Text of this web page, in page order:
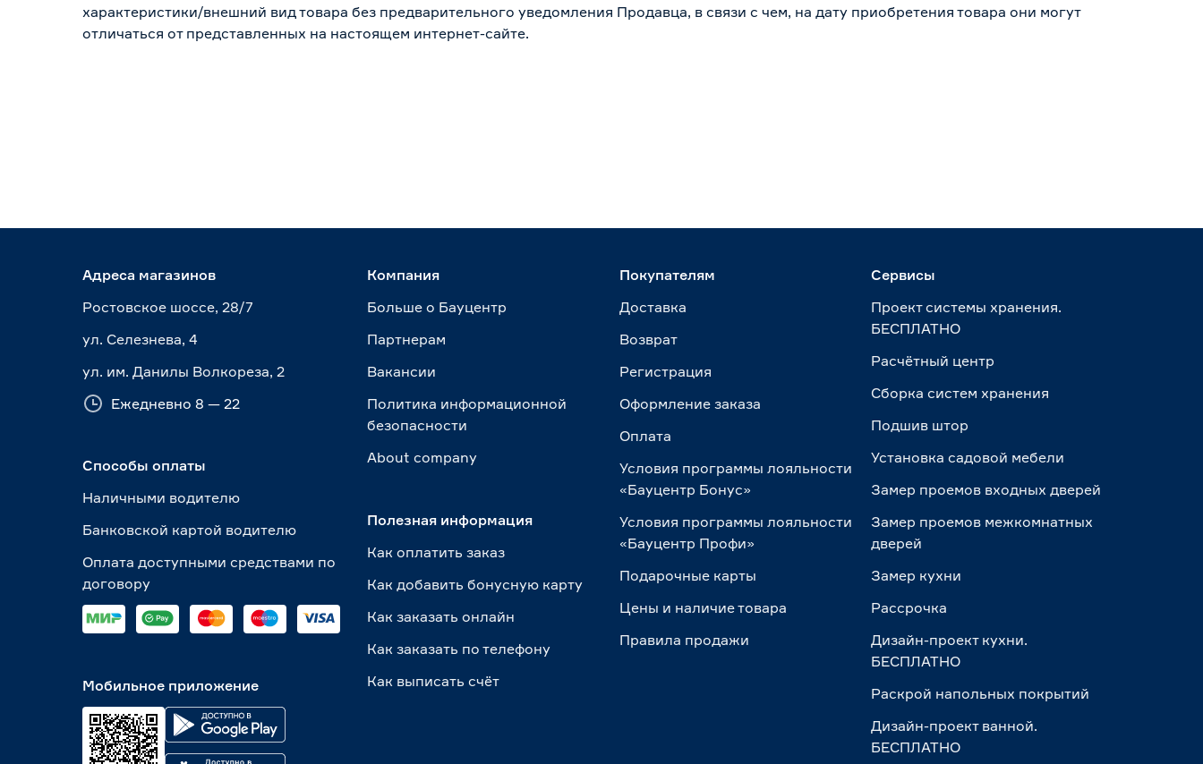
характеристики/внешний вид товара без предварительного уведомления Продавца, в связи с чем, на дату приобретения товара они могут
отличаться от представленных на настоящем интернет-сайте.
Адреса магазинов
Ростовское шоссе, 28/7
ул. Селезнева, 4
ул. им. Данилы Волкореза, 2
Ежедневно 8 — 22
Способы оплаты
Наличными водителю
Банковской картой водителю
Оплата доступными средствами по
договору
Мобильное приложение
Компания
Больше о Бауцентр
Партнерам
Вакансии
Политика информационной
безопасности
About сompany
Полезная информация
Как оплатить заказ
Как добавить бонусную карту
Как заказать онлайн
Как заказать по телефону
Как выписать счёт
Покупателям
Доставка
Возврат
Регистрация
Оформление заказа
Оплата
Условия программы лояльности
«Бауцентр Бонус»
Условия программы лояльности
«Бауцентр Профи»
Подарочные карты
Цены и наличие товара
Правила продажи
Сервисы
Проект системы хранения.
БЕСПЛАТНО
Расчётный центр
Сборка систем хранения
Подшив штор
Установка садовой мебели
Замер проемов входных дверей
Замер проемов межкомнатных
дверей
Замер кухни
Рассрочка
Дизайн-проект кухни.
БЕСПЛАТНО
Раскрой напольных покрытий
Дизайн-проект ванной.
БЕСПЛАТНО